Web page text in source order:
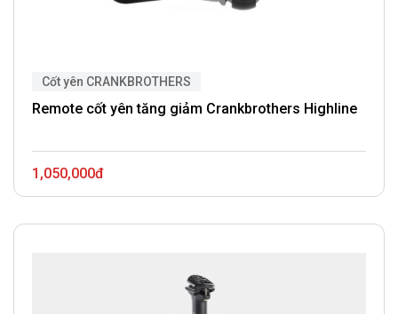
Cốt yên CRANKBROTHERS
Remote cốt yên tăng giảm Crankbrothers Highline
1,050,000đ